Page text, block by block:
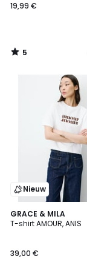
19,99 €
5
/
Nieuw
GRACE & MILA
T-shirt AMOUR, ANIS
39,00 €